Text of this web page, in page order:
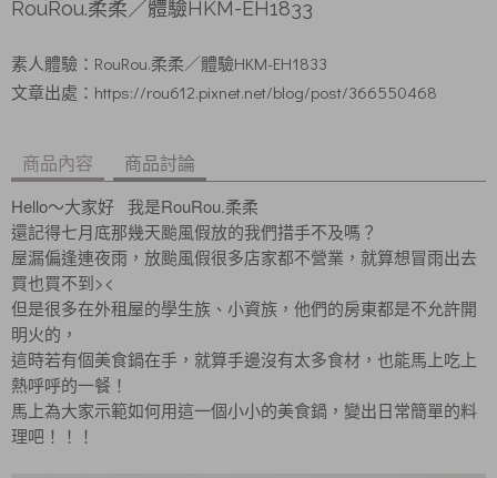
RouRou.柔柔／體驗HKM-EH1833
素人體驗： RouRou.柔柔／體驗HKM-EH1833
文章出處： https://rou612.pixnet.net/blog/post/366550468
商品內容
商品討論
Hello～大家好 我是RouRou.柔柔
還記得七月底那幾天颱風假放的我們措手不及嗎？
屋漏偏逢連夜雨，放颱風假很多店家都不營業，就算想冒雨出去
買也買不到><
但是很多在外租屋的學生族、小資族，他們的房東都是不允許開
明火的，
這時若有個美食鍋在手，就算手邊沒有太多食材，也能馬上吃上
熱呼呼的一餐！
馬上為大家示範如何用這一個小小的美食鍋，變出日常簡單的料
理吧！！！